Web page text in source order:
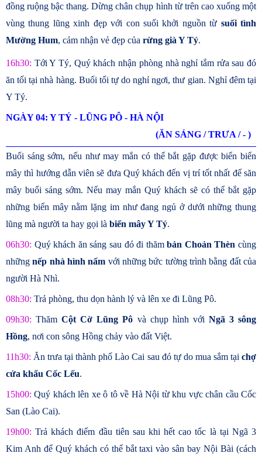
đồng ruộng bậc thang. Dừng chân chụp hình từ trên cao xuống một
vùng thung lũng xinh đẹp với con suối khởi nguồn từ suối tình
Mường Hum, cảm nhận vẻ đẹp của rừng già Y Tý.
16h30: Tới Y Tý, Quý khách nhận phòng nhà nghỉ tắm rửa sau đó
ăn tối tại nhà hàng. Buổi tối tự do nghỉ ngơi, thư gian. Nghỉ đêm tại
Y Tý.
NGÀY 04: Y TÝ - LŨNG PÔ - HÀ NỘI
(ĂN SÁNG / TRƯA / - )
Buổi sáng sớm, nếu như may mắn có thể bắt gặp được biển biển
mây thì hướng dẫn viên sẽ đưa Quý khách đến vị trí tốt nhất để săn
mây buổi sáng sớm. Nếu may mắn Quý khách sẽ có thể bắt gặp
những biển mây nằm lặng im như đang ngủ ở dưới những thung
lũng mà người ta hay gọi là biển mây Y Tý.
06h30: Quý khách ăn sáng sau đó đi thămbản Choản Thèn cùng
nhữngnếp nhà hình nấm với những bức tường trình bằng đất của
người Hà Nhì.
08h30: Trả phòng, thu dọn hành lý và lên xe đi Lũng Pô.
09h30: ThămCột Cờ Lũng Pô và chụp hình với Ngã 3 sông
Hồng, nơi con sông Hồng chảy vào đất Việt.
11h30: Ăn trưa tại thành phố Lào Cai sau đó tự do mua sắm tại chợ
cửa khẩu Cốc Lếu.
15h00: Quý khách lên xe ô tô về Hà Nội từ khu vực chân cầu Cốc
San (Lào Cai).
19h00: Trả khách điểm đầu tiên sau khi hết cao tốc là tại Ngã 3
Kim Anh để Quý khách có thể bắt taxi vào sân bay Nội Bài (cách